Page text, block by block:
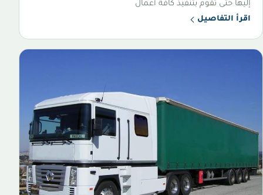
إليها حتى تقوم بتنفيذ كافة أعمال
اقرأ التفاصيل